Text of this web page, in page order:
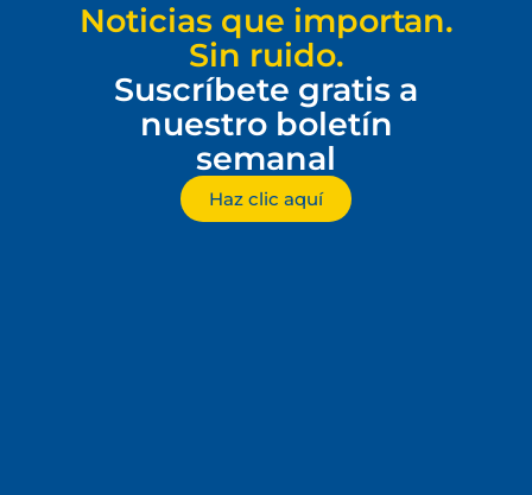
Noticias que importan.
Sin ruido.
Suscríbete gratis a
nuestro boletín
semanal
Haz clic aquí